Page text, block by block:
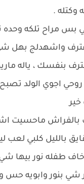
وكتله .
بس مراح تلكه وحده
واشهدلج بهل
بنفسك ، ياله
روحي اجوي الولد
بالفراش ماحسيت
بالليل كلبي
بنور وابويه حس